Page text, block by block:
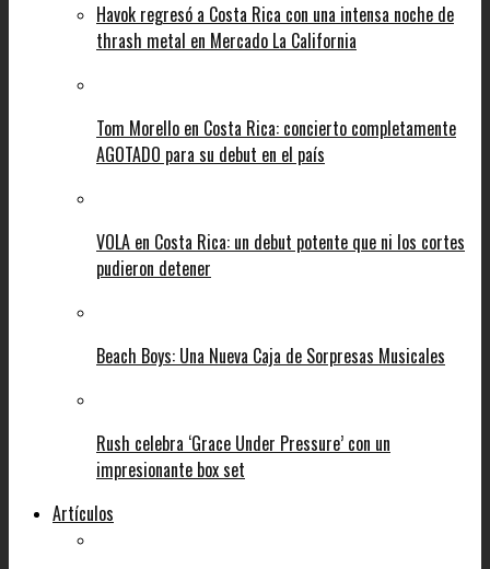
Havok regresó a Costa Rica con una intensa noche de
thrash metal en Mercado La California
Tom Morello en Costa Rica: concierto completamente
AGOTADO para su debut en el país
VOLA en Costa Rica: un debut potente que ni los cortes
pudieron detener
Beach Boys: Una Nueva Caja de Sorpresas Musicales
Rush celebra ‘Grace Under Pressure’ con un
impresionante box set
Artículos